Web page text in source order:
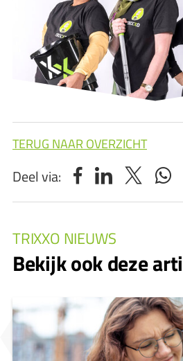
TERUG NAAR OVERZICHT
Deel via:
TRIXXO NIEUWS
Bekijk ook deze